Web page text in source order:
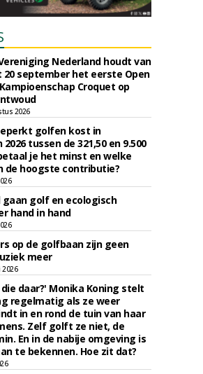
Nederland houdt van
september het eerste Open
Croquet op
2026
golfen kost in
tussen de 321,50 en 9.500
je het minst en welke
de hoogste contributie?
gaan golf en ecologisch
hand in hand
op de golfbaan zijn geen
meer
daar?' Monika Koning stelt
regelmatig als ze weer
in en rond de tuin van haar
Zelf golft ze niet, de
En in de nabije omgeving is
te bekennen. Hoe zit dat?